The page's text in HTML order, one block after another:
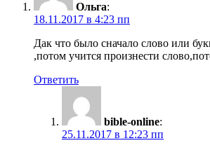
Ольга:
18.11.2017 в 4:23 пп
Дак что было сначало слово или
,потом учится произнести
Ответить
bible-online:
25.11.2017 в 12:23 пп